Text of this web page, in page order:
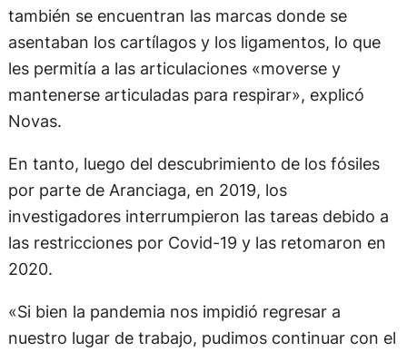
también se encuentran las marcas donde se
asentaban los cartílagos y los ligamentos, lo que
les permitía a las articulaciones «moverse y
mantenerse articuladas para respirar», explicó
Novas.
En tanto, luego del descubrimiento de los fósiles
por parte de Aranciaga, en 2019, los
investigadores interrumpieron las tareas debido a
las restricciones por Covid-19 y las retomaron en
2020.
«Si bien la pandemia nos impidió regresar a
nuestro lugar de trabajo, pudimos continuar con el